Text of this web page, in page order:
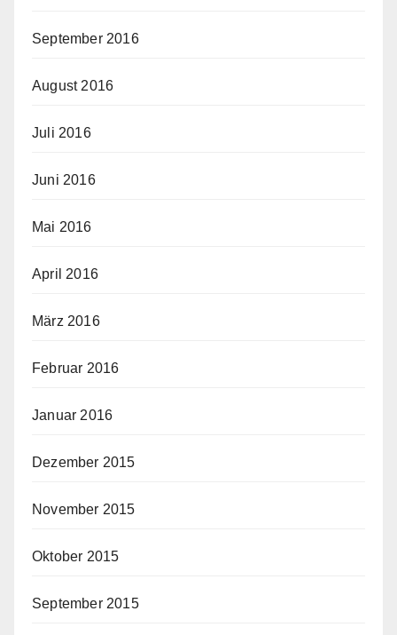
September 2016
August 2016
Juli 2016
Juni 2016
Mai 2016
April 2016
März 2016
Februar 2016
Januar 2016
Dezember 2015
November 2015
Oktober 2015
September 2015